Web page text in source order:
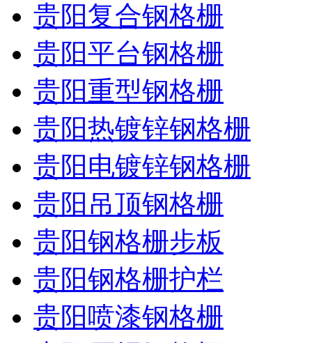
贵阳复合钢格栅
贵阳平台钢格栅
贵阳重型钢格栅
贵阳热镀锌钢格栅
贵阳电镀锌钢格栅
贵阳吊顶钢格栅
贵阳钢格栅步板
贵阳钢格栅护栏
贵阳喷漆钢格栅